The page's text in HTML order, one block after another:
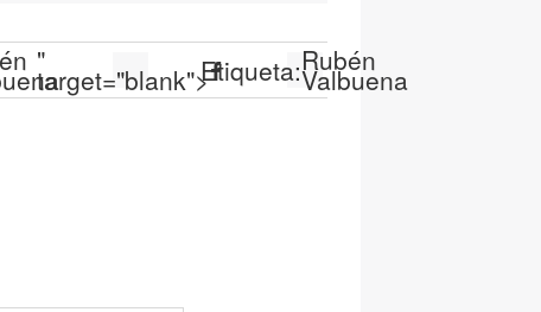
"
target="blank">Etiqueta:Rubén
Valbuena